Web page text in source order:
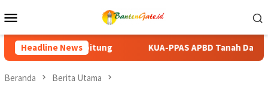
ke
Mobile
Headline News
PPAS APBD Tanah Datar 2027 Disepakati, DPRD dan Pemkab
Beranda Berita Utama